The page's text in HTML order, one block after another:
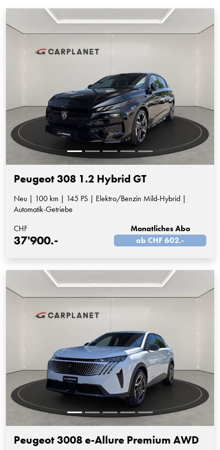
Peugeot 308 1.2 Hybrid GT
Neu | 100 km | 145 PS | Elektro/Benzin Mild-Hybrid |
Automatik-Getriebe
CHF
37'900.-
Monatliches Abo
ab CHF 602.-
Peugeot 3008 e-Allure Premium AWD